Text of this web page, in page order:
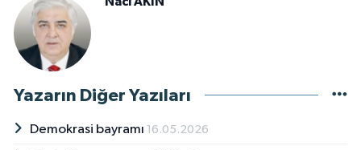
Yazarın Diğer Yazıları
Demokrasi bayramı 16.05.2026